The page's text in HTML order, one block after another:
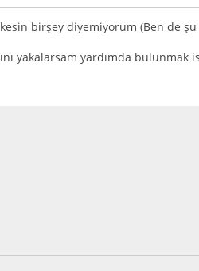
birşey diyemiyorum (Ben de şu
yakalarsam yardımda bulunmak